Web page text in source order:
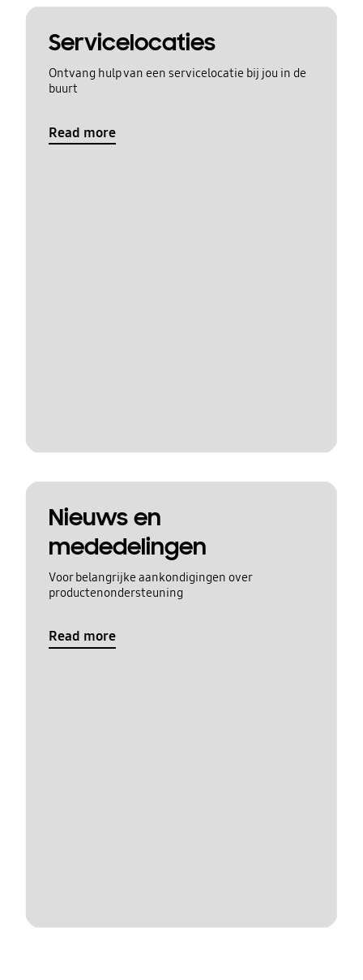
Servicelocaties
Ontvang hulp van een servicelocatie bij jou in de
buurt
Read more
Nieuws en
mededelingen
Voor belangrijke aankondigingen over
productenondersteuning
Read more